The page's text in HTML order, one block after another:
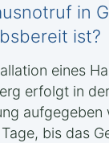
in
ist?
eines
erfolgt in
aufgegeben
bis das